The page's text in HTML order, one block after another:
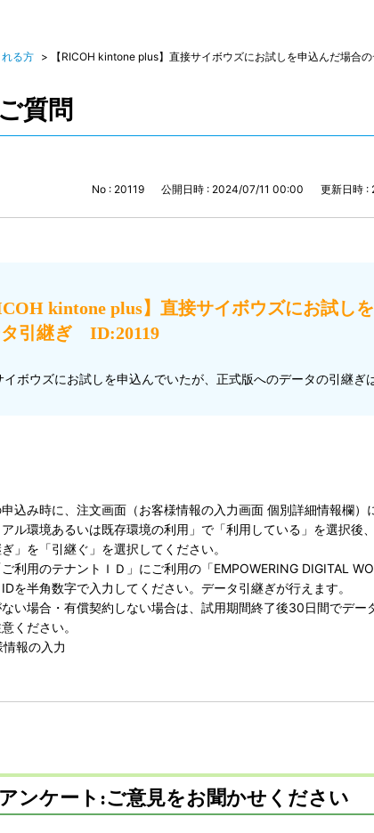
る方 > 【RICOH kintone plus】直接サイボウズにお試しを申込んだ場合
質問
No : 20119 公開日時 : 2024/07/11 00:00 更新日時 :
kintone plus】直接サイボウズにお試し
引継ぎ ID:20119
イボウズにお試しを申込んでいたが、正式版へのデータの引継ぎ
込み時に、注文画面（お客様情報の入力画面 個別詳細情報欄）
アル環境あるいは既存環境の利用」で「利用している」を選択後
」を「引継ぐ」を選択してください。
利用のテナントＩＤ」にご利用の「EMPOWERING DIGITAL
を半角数字で入力してください。データ引継ぎが行えます。
い場合・有償契約しない場合は、試用期間終了後30日間でデー
ください。
アンケート:ご意見をお聞かせください